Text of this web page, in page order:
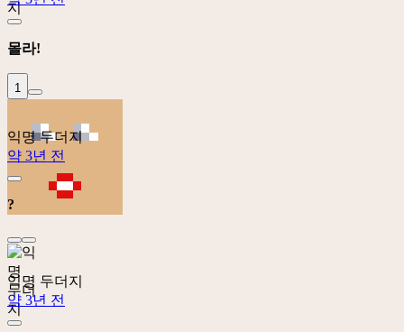
몰라!
1
익명 두더지
약 3년 전
?
익명 두더지
약 3년 전